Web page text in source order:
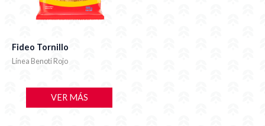
Fideo Tornillo
Línea Benoti Rojo
VER MÁS